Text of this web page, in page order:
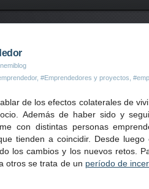
, #Emprendedores y proyectos
de los efectos colaterales de
Además de haber sido y
con distintas personas
tienden a coincidir. Desde
los cambios y los nuevos retos.
otros se trata de un período de